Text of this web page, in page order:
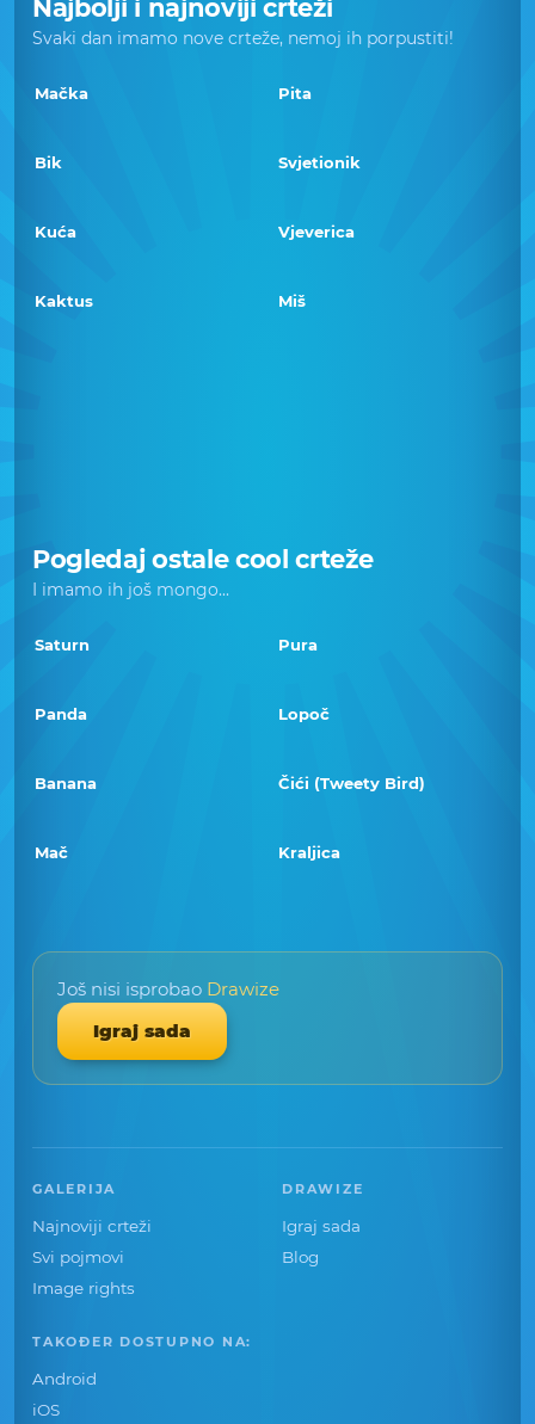
Najbolji i najnoviji crteži
Svaki dan imamo nove crteže, nemoj ih porpustiti!
Mačka Pita
Bik Svjetionik
Kuća Vjeverica
Kaktus Miš
Pogledaj ostale cool crteže
I imamo ih još mongo...
Saturn Pura
Panda Lopoč
Banana Čići (Tweety Bird)
Mač Kraljica
Još nisi isprobao Drawize
Igraj sada
GALERIJA
Najnoviji crteži
Svi pojmovi
Image rights
DRAWIZE
Igraj sada
Blog
TAKOĐER DOSTUPNO NA:
Android
iOS